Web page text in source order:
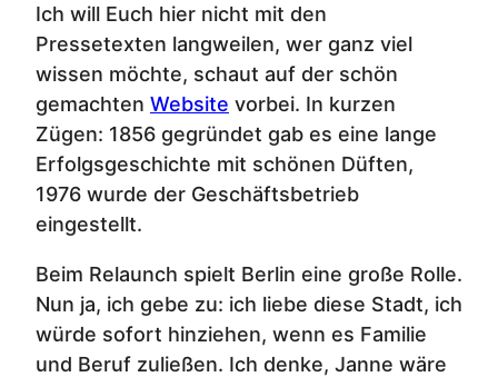
Ich will Euch hier nicht mit den
Pressetexten langweilen, wer ganz viel
wissen möchte, schaut auf der schön
gemachten Website vorbei. In kurzen
Zügen: 1856 gegründet gab es eine lange
Erfolgsgeschichte mit schönen Düften,
1976 wurde der Geschäftsbetrieb
eingestellt.
Beim Relaunch spielt Berlin eine große Rolle.
Nun ja, ich gebe zu: ich liebe diese Stadt, ich
würde sofort hinziehen, wenn es Familie
und Beruf zuließen. Ich denke, Janne wäre